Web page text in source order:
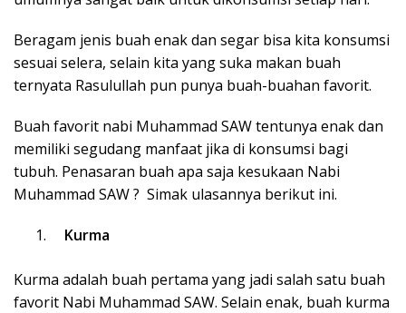
Beragam jenis buah enak dan segar bisa kita konsumsi
sesuai selera, selain kita yang suka makan buah
ternyata Rasulullah pun punya buah-buahan favorit.
Buah favorit nabi Muhammad SAW tentunya enak dan
memiliki segudang manfaat jika di konsumsi bagi
tubuh. Penasaran buah apa saja kesukaan Nabi
Muhammad SAW ? Simak ulasannya berikut ini.
Kurma
Kurma adalah buah pertama yang jadi salah satu buah
favorit Nabi Muhammad SAW. Selain enak, buah kurma